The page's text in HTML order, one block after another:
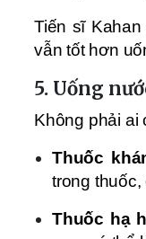
Tiến sĩ
vẫn tốt hơn
5. Uống
Không phải ai
Thuốc
trong
Thuốc hạ